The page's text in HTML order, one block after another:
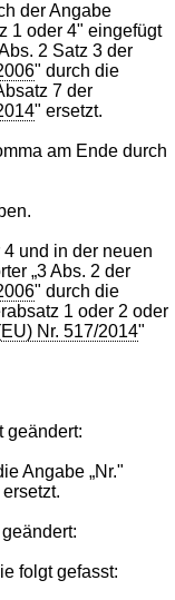
der Angabe
1 oder 4" eingefügt
2 Satz 3 der
" durch die
7 der
" ersetzt.
am Ende durch
und in der neuen
„3 Abs. 2 der
" durch die
1 oder 2 oder
Nr. 517/2014"
geändert:
Angabe „Nr."
folgt gefasst: